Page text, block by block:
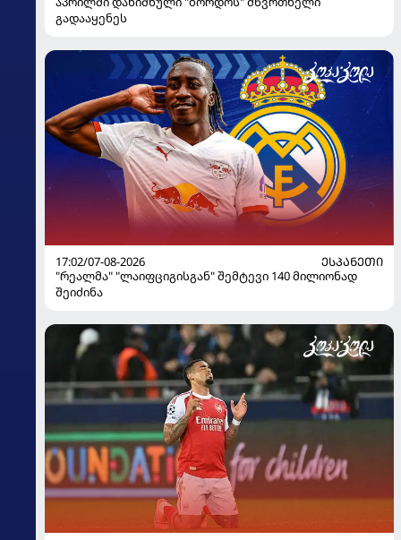
გადააყენეს
17:02/07-08-2026
ᲔᲡᲞᲐᲜᲔᲗᲘ
"რეალმა" "ლაიფციგისგან" შემტევი 140 მილიონად
შეიძინა